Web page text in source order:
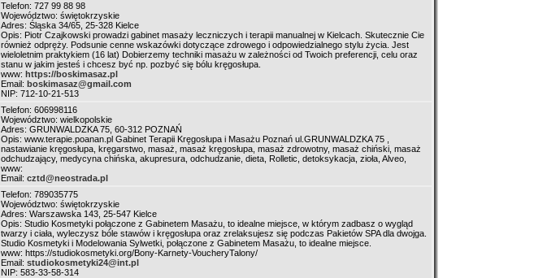
Telefon: 727 99 88 98
Województwo: świętokrzyskie
Adres: Śląska 34/65, 25-328 Kielce
Opis: Piotr Czajkowski prowadzi gabinet masaży leczniczych i terapii manualnej w Kielcach. Skutecznie Cie
również odpręży. Podsunie cenne wskazówki dotyczące zdrowego i odpowiedzialnego stylu życia. Jest
wieloletnim praktykiem (16 lat) Dobierzemy techniki masażu w zależności od Twoich preferencji, celu oraz
stanu w jakim jesteś i chcesz być np. pozbyć się bólu kręgosłupa.
www: https://boskimasaz.pl
Email: boskimasaz@gmail.com
NIP: 712-10-21-513
Telefon: 606998116
Województwo: wielkopolskie
Adres: GRUNWALDZKA 75, 60-312 POZNAŃ
Opis: www.terapie.poanan.pl Gabinet Terapii Kręgosłupa i Masażu Poznań ul.GRUNWALDZKA 75 ,
nastawianie kręgosłupa, kręgarstwo, masaż, masaż kręgosłupa, masaż zdrowotny, masaż chiński, masaż
odchudzający, medycyna chińska, akupresura, odchudzanie, dieta, Rolletic, detoksykacja, zioła, Alveo,
www:
Email: cztd@neostrada.pl
Telefon: 789035775
Województwo: świętokrzyskie
Adres: Warszawska 143, 25-547 Kielce
Opis: Studio Kosmetyki połączone z Gabinetem Masażu, to idealne miejsce, w którym zadbasz o wygląd
twarzy i ciała, wyleczysz bóle stawów i kręgosłupa oraz zrelaksujesz się podczas Pakietów SPA dla dwojga.
Studio Kosmetyki i Modelowania Sylwetki, połączone z Gabinetem Masażu, to idealne miejsce.
www: https://studiokosmetyki.org/Bony-Karnety-VoucheryTalony/
Email: studiokosmetyki24@int.pl
NIP: 583-33-58-314